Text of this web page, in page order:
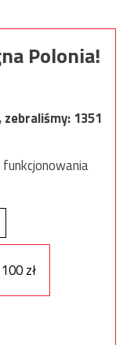
Polonia!
zebraliśmy:1351
100 zł